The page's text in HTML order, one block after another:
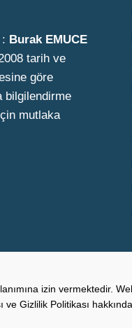
izin vermektedir.
ve Gizlilik Politikası
Burak EMUCE
tarih ve
göre
bilgilendirme
mutlaka